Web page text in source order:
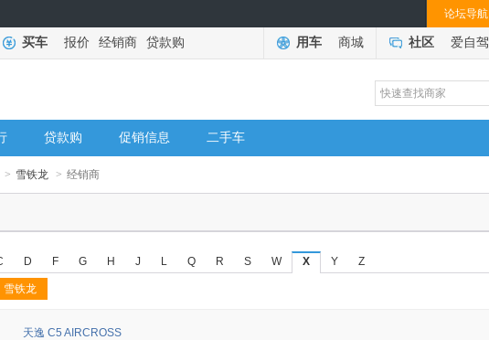
论坛导航
买车 报价 经销商 贷款购 用车 商城 社区 爱自驾
贷款购 促销信息 二手车
> 雪铁龙 > 经销商
D F G H J L Q R S W X Y Z
雪铁龙
天逸 C5 AIRCROSS